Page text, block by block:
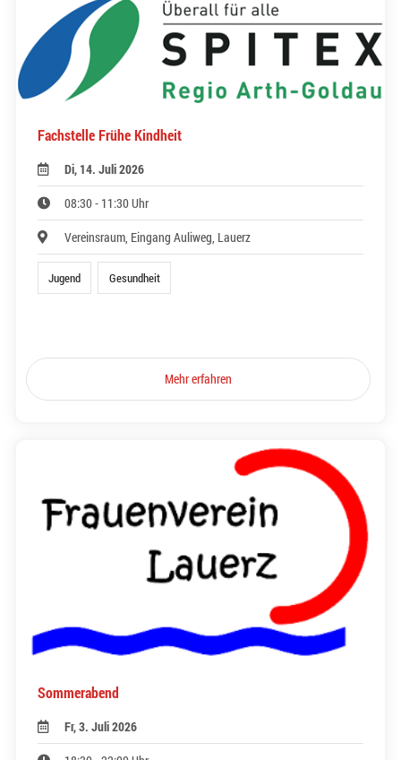
Fachstelle Frühe Kindheit
Di, 14. Juli 2026
08:30 - 11:30 Uhr
Vereinsraum, Eingang Auliweg, Lauerz
Jugend Gesundheit
Mehr erfahren
Sommerabend
Fr, 3. Juli 2026